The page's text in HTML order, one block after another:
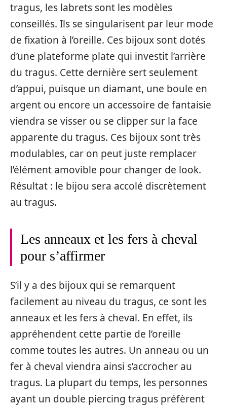
tragus, les labrets sont les modèles
conseillés. Ils se singularisent par leur mode
de fixation à l’oreille. Ces bijoux sont dotés
d’une plateforme plate qui investit l’arrière
du tragus. Cette dernière sert seulement
d’appui, puisque un diamant, une boule en
argent ou encore un accessoire de fantaisie
viendra se visser ou se clipper sur la face
apparente du tragus. Ces bijoux sont très
modulables, car on peut juste remplacer
l’élément amovible pour changer de look.
Résultat : le bijou sera accolé discrètement
au tragus.
Les anneaux et les fers à cheval
pour s’affirmer
S’il y a des bijoux qui se remarquent
facilement au niveau du tragus, ce sont les
anneaux et les fers à cheval. En effet, ils
appréhendent cette partie de l’oreille
comme toutes les autres. Un anneau ou un
fer à cheval viendra ainsi s’accrocher au
tragus. La plupart du temps, les personnes
ayant un double piercing tragus préfèrent